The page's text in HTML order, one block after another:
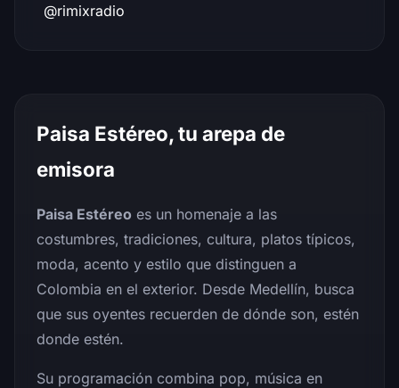
@rimixradio
Paisa Estéreo, tu arepa de
emisora
Paisa Estéreo es un homenaje a las
costumbres, tradiciones, cultura, platos típicos,
moda, acento y estilo que distinguen a
Colombia en el exterior. Desde Medellín, busca
que sus oyentes recuerden de dónde son, estén
donde estén.
Su programación combina pop, música en